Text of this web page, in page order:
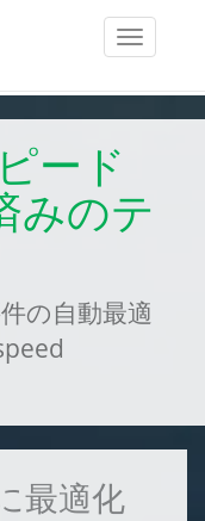
Toggle
ード
みのテ
の自動最適
最適化